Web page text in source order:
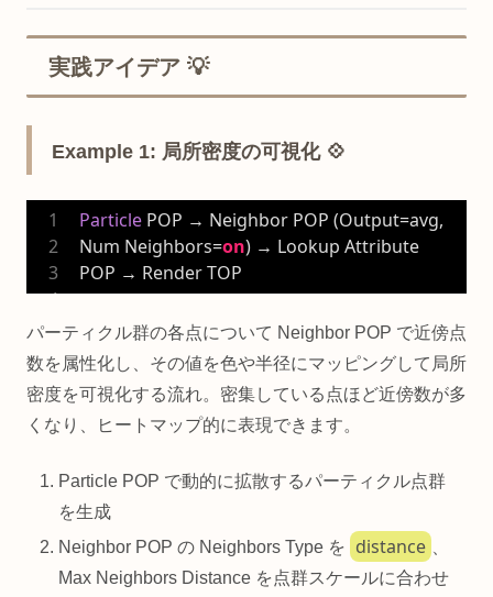
実践アイデア 💡
Example 1: 局所密度の可視化 💠
Particle POP → Neighbor POP (Output=avg,
Num Neighbors=on) → Lookup Attribute
POP → Render TOP
パーティクル群の各点について Neighbor POP で近傍点
数を属性化し、その値を色や半径にマッピングして局所
密度を可視化する流れ。密集している点ほど近傍数が多
くなり、ヒートマップ的に表現できます。
Particle POP で動的に拡散するパーティクル点群
を生成
Neighbor POP の Neighbors Type を
distance
Max Neighbors Distance を点群スケールに合わせ